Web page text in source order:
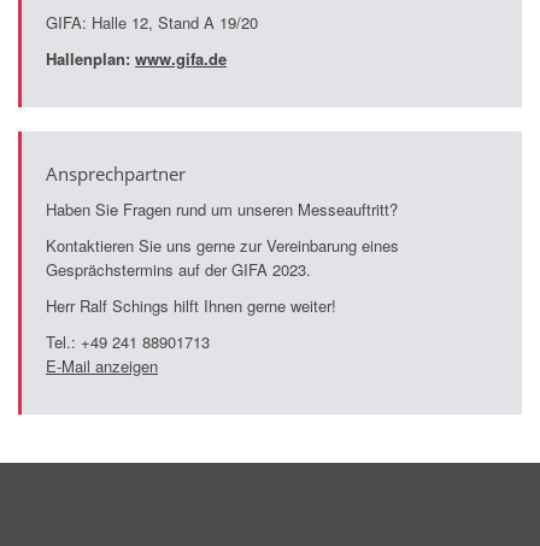
GIFA: Halle 12, Stand A 19/20
Hallenplan: www.gifa.de
Ansprechpartner
Haben Sie Fragen rund um unseren Messeauftritt?
Kontaktieren Sie uns gerne zur Vereinbarung eines
Gesprächstermins auf der GIFA 2023.
Herr Ralf Schings hilft Ihnen gerne weiter!
Tel.: +49 241 88901713
E-Mail anzeigen